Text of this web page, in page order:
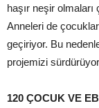
haşır neşir
Anneleri de
geçiriyor. Bu
projemizi
120 ÇOCUK VE